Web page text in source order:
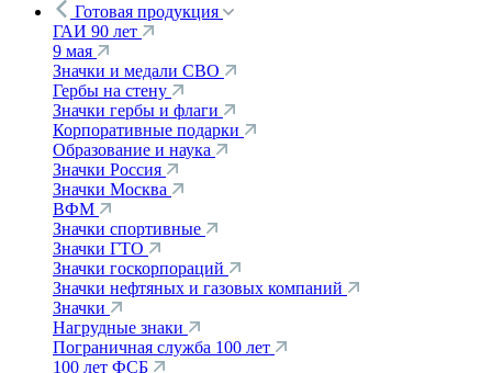
Готовая продукция
ГАИ 90 лет
9 мая
Значки и медали СВО
Гербы на стену
Значки гербы и флаги
Корпоративные подарки
Образование и наука
Значки Россия
Значки Москва
ВФМ
Значки спортивные
Значки ГТО
Значки госкорпораций
Значки нефтяных и газовых компаний
Значки
Нагрудные знаки
Пограничная служба 100 лет
100 лет ФСБ